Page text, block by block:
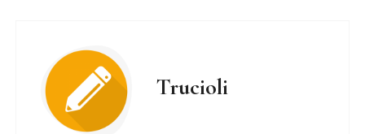
Trucioli